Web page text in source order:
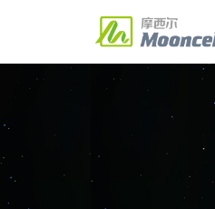
图像处理
解决方案
半球/整球
典型案例
经典案例
服务与支持
下载专区
新闻资讯
公司新闻
关于我们
公司简介